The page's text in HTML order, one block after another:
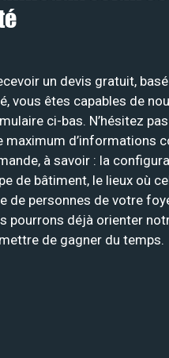
un devis gratuit,
vous êtes capables de
ci-bas. N’hésitez
maximum d’informations
à savoir : la
de bâtiment, le lieux où
de personnes de votre
pourrons déjà orienter
de gagner du temps.